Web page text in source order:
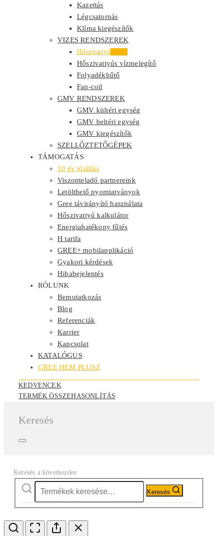
Kazettás
Légcsatornás
Klíma kiegészítők
VIZES RENDSZEREK
Hőszivattyú
Hőszivattyús vízmelegítő
Folyadékhűtő
Fan-coil
GMV RENDSZEREK
GMV kültéri egység
GMV beltéri egység
GMV kiegészítők
SZELLŐZTETŐGÉPEK
TÁMOGATÁS
10 év jótállás
Viszonteladó partnereink
Letölthető nyomtatványok
Gree távirányító használata
Hőszivattyú kalkulátor
Energiahatékony fűtés
H tarifa
GREE+ mobilapplikáció
Gyakori kérdések
Hibabejelentés
RÓLUNK
Bemutatkozás
Blog
Referenciák
Karrier
Kapcsolat
KATALÓGUS
GREE HEM PLUSZ
KEDVENCEK
TERMÉK ÖSSZEHASONLÍTÁS
Keresés
Keresés a következőre:
Keresés